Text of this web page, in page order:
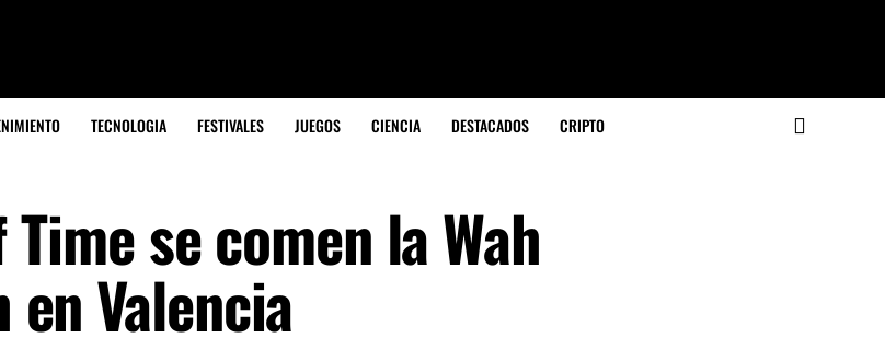
TECNOLOGIA FESTIVALES JUEGOS CIENCIA DESTACADOS CRIPTO
se comen la Wah
en Valencia